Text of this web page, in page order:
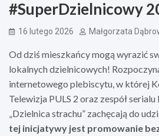
#SuperDzielnicowy
16 lutego 2026 Małgorzata
Od dziś mieszkańcy mogą wyrazić
lokalnych dzielnicowych!
internetowego plebiscytu, w której
Telewizja PULS 2 oraz zespół
„Dzielnica strachu” zachęcają do
tej inicjatywy jest promowanie